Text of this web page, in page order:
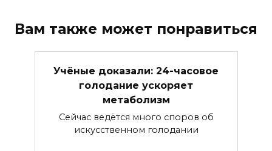
Вам также может понравиться
Учёные доказали: 24-часовое
голодание ускоряет
метаболизм
Сейчас ведётся много споров об
искусственном голодании